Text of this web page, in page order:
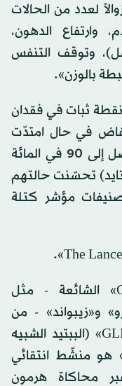
لعدد من الحالات
وارتفاع الدهون،
وتوقف التنفس
بالوزن».
ثبات في فقدان
في حال امتدّت
التجربة لفترة أطول. كما أن ما يصل إلى 90 في المائة
تحسّنت حالتهم
مؤشر كتلة
وفي حين تعمل أدوية «GLP-1» الشائعة - مثل
و«زيبواند» - من
خلال محاكاة هرمون الأمعاء «GLP-1» (الببتيد الشبيه
هو منشّط انتقائي
محاكاة هرمون